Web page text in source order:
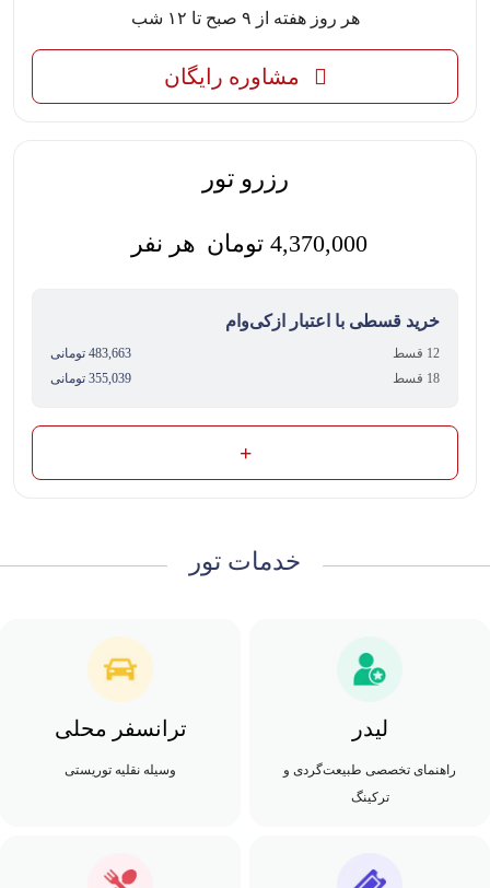
هر روز هفته از ۹ صبح تا ۱۲ شب
مشاوره رایگان
رزرو تور
4,370,000 تومان هر نفر
خرید قسطی با اعتبار ازکی‌وام
12 قسط
483,663 تومانی
18 قسط
355,039 تومانی
خدمات تور
لیدر
راهنمای تخصصی طبیعت‌گردی و
ترکینگ
ترانسفر محلی
وسیله نقلیه توریستی